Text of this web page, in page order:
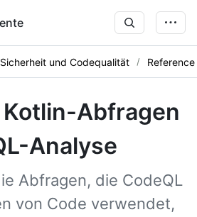
Sicherheit und Codequalität Reference
Abfragen
Analyse
Abfragen, die CodeQL
von Code verwendet,